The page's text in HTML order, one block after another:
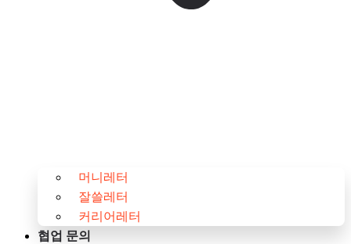
머니레터
잘쓸레터
커리어레터
협업 문의